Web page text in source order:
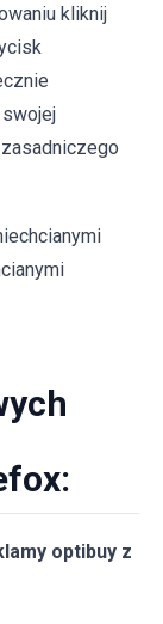
kliknij
optibuy z